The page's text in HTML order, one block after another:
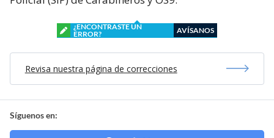
¿ENCONTRASTE UN
ERROR?
AVÍSANOS
Revisa nuestra página de correcciones
Síguenos en: